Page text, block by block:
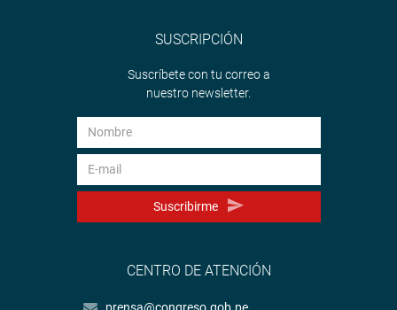
SUSCRIPCIÓN
Suscríbete con tu correo a
nuestro newsletter.
Suscribirme
CENTRO DE ATENCIÓN
prensa@congreso.gob.pe